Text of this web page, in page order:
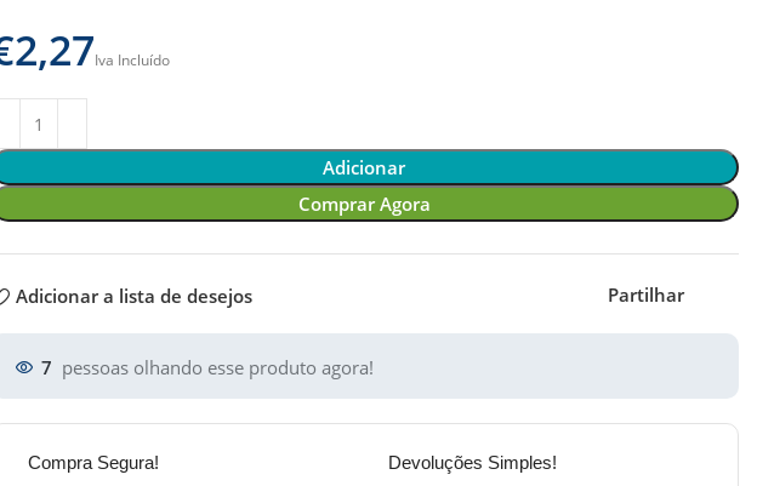
Adicionar
Comprar Agora
Adicionar a lista de desejos Partilhar
7 pessoas olhando esse produto agora!
Compra Segura! Devoluções Simples!